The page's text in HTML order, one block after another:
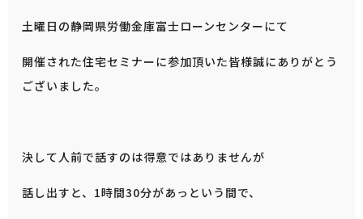
土曜日の静岡県労働金庫富士ローンセンターにて
開催された住宅セミナーに参加頂いた皆様誠にありがとう
ございました。
決して人前で話すのは得意ではありませんが
話し出すと、1時間30分があっという間で、